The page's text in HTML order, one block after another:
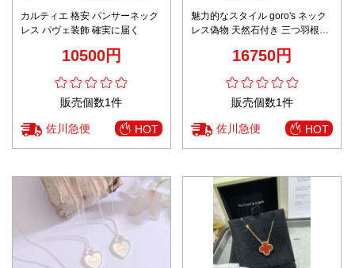
カルティエ 格安 パンサーネック
レス パヴェ装飾 確実に届く
10500円
販売個数1件
佐川急便 HOT
魅力的なスタイル goro's ネック
レス偽物 天然石付き 三つ羽根
16750円
販売個数1件
佐川急便 HOT